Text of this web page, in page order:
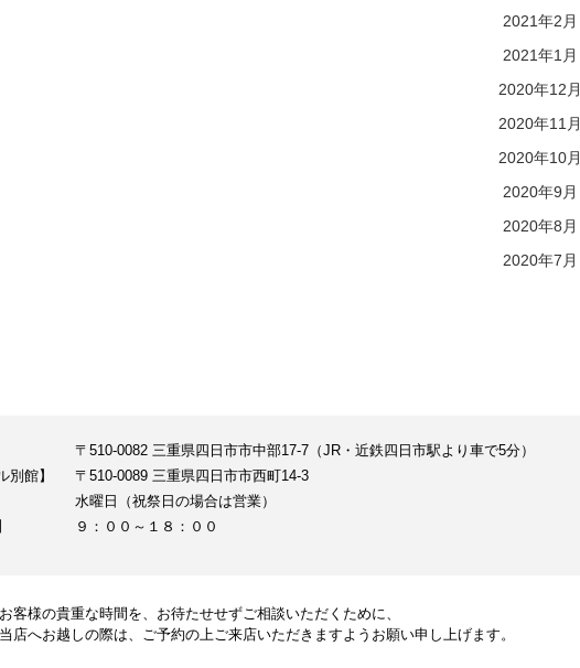
2021年2月
2021年1月
2020年12月
2020年11月
2020年10月
2020年9月
2020年8月
2020年7月
〒510-0082 三重県四日市市中部17-7（JR・近鉄四日市駅より車で5分）
別館】
〒510-0089 三重県四日市市西町14-3
水曜日（祝祭日の場合は営業）
９：００～１８：００
お客様の貴重な時間を、お待たせせずご相談いただくために、
当店へお越しの際は、 ご予約の上ご来店いただきますようお願い申し上げます。